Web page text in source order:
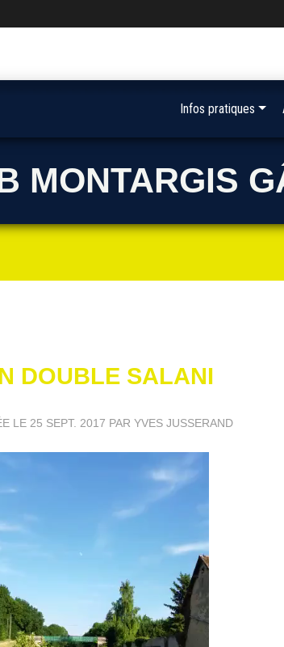
MONTARGIS
DOUBLE SALANI
LE 25 SEPT. 2017 PAR YVES JUSSERAND
Infos pratiques